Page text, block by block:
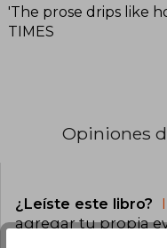
'The prose drips like
TIMES
Opiniones
¿Leíste este libro?
agregar tu propia